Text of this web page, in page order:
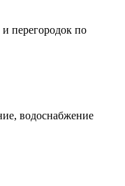
перегородок по
водоснабжение